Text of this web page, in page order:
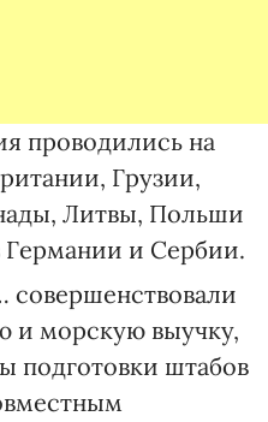
проводились на
Грузии,
Литвы, Польши
и Сербии.
совершенствовали
и морскую выучку,
подготовки штабов